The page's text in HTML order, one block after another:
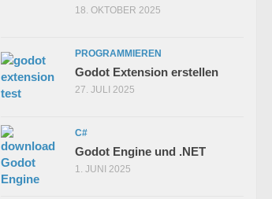
18. OKTOBER 2025
PROGRAMMIEREN
Godot Extension erstellen
27. JULI 2025
C#
Godot Engine und .NET
1. JUNI 2025